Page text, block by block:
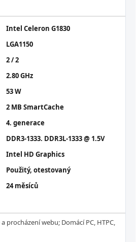
Intel Celeron G1830
LGA1150
2 / 2
2.80 GHz
53 W
2 MB SmartCache
4. generace
DDR3-1333. DDR3L-1333 @ 1.5V
Intel HD Graphics
Použitý, otestovaný
24 měsíců
procházení webu; Domácí PC, HTPC,